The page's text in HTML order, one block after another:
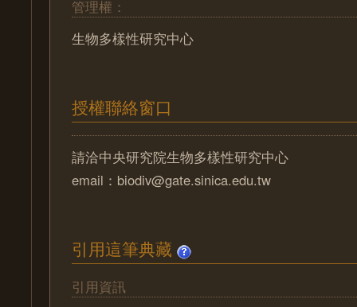
管理權：
生物多樣性研究中心
授權聯絡窗口
請洽中央研究院生物多樣性研究中心
email：biodiv@gate.sinica.edu.tw
引用這筆典藏
引用資訊